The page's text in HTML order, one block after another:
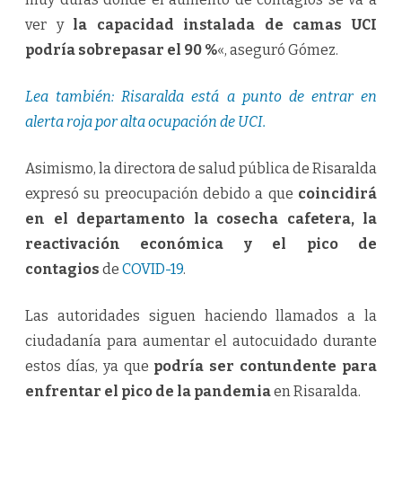
ver y la capacidad instalada de camas UCI
podría sobrepasar el 90 %«, aseguró Gómez.
Lea también: Risaralda está a punto de entrar en
alerta roja por alta ocupación de UCI.
Asimismo, la directora de salud pública de Risaralda
expresó su preocupación debido a que coincidirá
en el departamento la cosecha cafetera, la
reactivación económica y el pico de
contagios de COVID-19.
Las autoridades siguen haciendo llamados a la
ciudadanía para aumentar el autocuidado durante
estos días, ya que podría ser contundente para
enfrentar el pico de la pandemiaen Risaralda.